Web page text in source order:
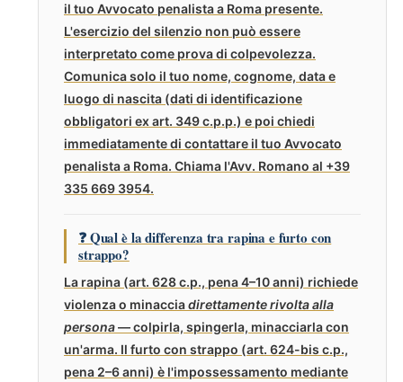
il tuo Avvocato penalista a Roma presente.
L'esercizio del silenzio non può essere
interpretato come prova di colpevolezza.
Comunica solo il tuo nome, cognome, data e
luogo di nascita (dati di identificazione
obbligatori ex art. 349 c.p.p.) e poi chiedi
immediatamente di contattare il tuo Avvocato
penalista a Roma. Chiama l'Avv. Romano al +39
335 669 3954.
❓ Qual è la differenza tra rapina e furto con
strappo?
La rapina (art. 628 c.p., pena 4–10 anni) richiede
violenza o minacciadirettamente rivolta alla
persona— colpirla, spingerla, minacciarla con
un'arma. Il furto con strappo (art. 624-bis c.p.,
pena 2–6 anni) è l'impossessamento mediante